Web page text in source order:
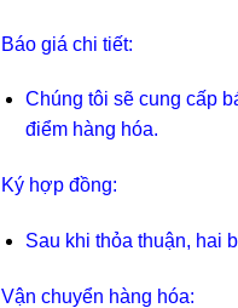
Báo giá chi tiết:
Chúng tôi sẽ cung cấp
điểm hàng hóa.
Ký hợp đồng:
Sau khi thỏa thuận, hai
Vận chuyển hàng hóa: